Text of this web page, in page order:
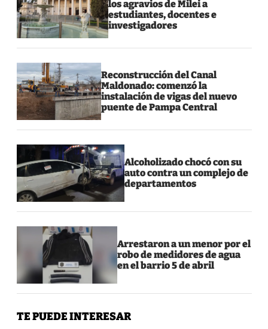
los agravios de Milei a
estudiantes, docentes e
investigadores
Reconstrucción del Canal
Maldonado: comenzó la
instalación de vigas del nuevo
puente de Pampa Central
Alcoholizado chocó con su
auto contra un complejo de
departamentos
Arrestaron a un menor por el
robo de medidores de agua
en el barrio 5 de abril
TE PUEDE INTERESAR